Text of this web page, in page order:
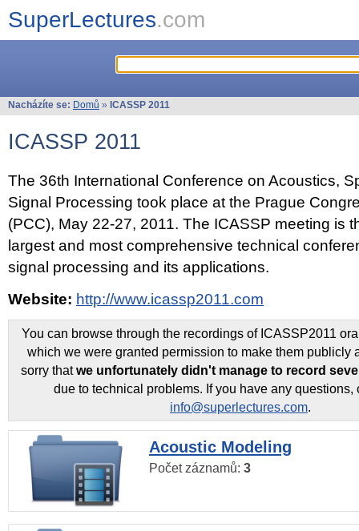
SuperLectures.com
Nacházíte se: Domů » ICASSP 2011
ICASSP 2011
The 36th International Conference on Acoustics,
Signal Processing took place at the Prague
(PCC), May 22-27, 2011. The ICASSP meeting is
largest and most comprehensive technical
signal processing and its applications.
Website: http://www.icassp2011.com
You can browse through the recordings of ICASSP2011
which we were granted permission to make them publicly
sorry thatwe unfortunately didn't manage to record
due to technical problems. If you have any questions,
info@superlectures.com.
Acoustic Modeling
Počet záznamů: 3